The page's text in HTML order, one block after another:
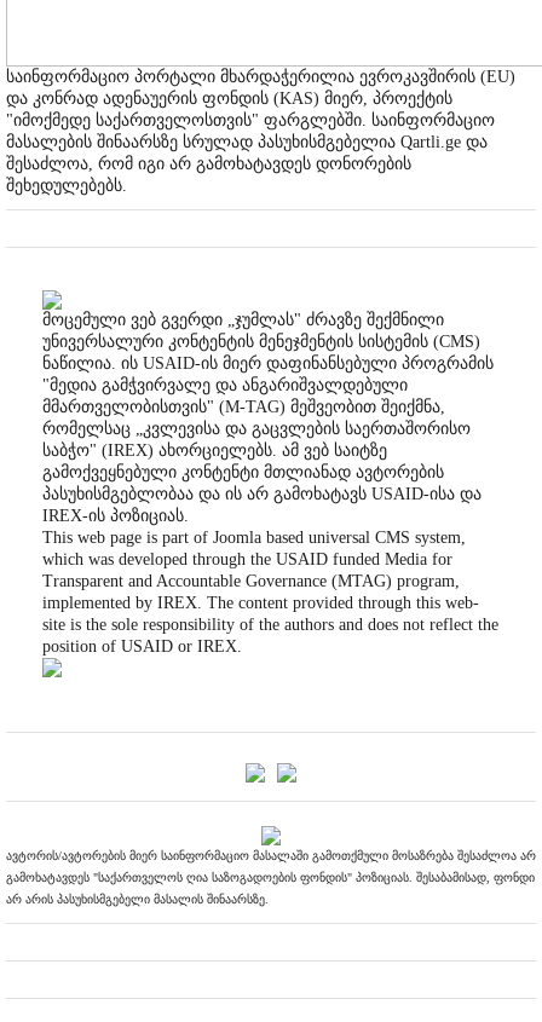
საინფორმაციო პორტალი მხარდაჭერილია ევროკავშირის (EU)
და კონრად ადენაუერის ფონდის (KAS) მიერ, პროექტის
"იმოქმედე საქართველოსთვის" ფარგლებში. საინფორმაციო
მასალების შინაარსზე სრულად პასუხისმგებელია Qartli.ge და
შესაძლოა, რომ იგი არ გამოხატავდეს დონორების
შეხედულებებს.
მოცემული ვებ გვერდი „ჯუმლას" ძრავზე შექმნილი
უნივერსალური კონტენტის მენეჯმენტის სისტემის (CMS)
ნაწილია. ის USAID-ის მიერ დაფინანსებული პროგრამის
"მედია გამჭვირვალე და ანგარიშვალდებული
მმართველობისთვის" (M-TAG) მეშვეობით შეიქმნა,
რომელსაც „კვლევისა და გაცვლების საერთაშორისო
საბჭო" (IREX) ახორციელებს. ამ ვებ საიტზე
გამოქვეყნებული კონტენტი მთლიანად ავტორების
პასუხისმგებლობაა და ის არ გამოხატავს USAID-ისა და
IREX-ის პოზიციას.
This web page is part of Joomla based universal CMS system,
which was developed through the USAID funded Media for
Transparent and Accountable Governance (MTAG) program,
implemented by IREX. The content provided through this web-
site is the sole responsibility of the authors and does not reflect the
position of USAID or IREX.
ავტორის/ავტორების მიერ საინფორმაციო მასალაში გამოთქმული მოსაზრება შესაძლოა არ
გამოხატავდეს "საქართველოს ღია საზოგადოების ფონდის" პოზიციას. შესაბამისად, ფონდი
არ არის პასუხისმგებელი მასალის შინაარსზე.